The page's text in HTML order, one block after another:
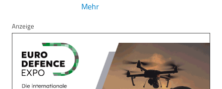
Mehr
Anzeige